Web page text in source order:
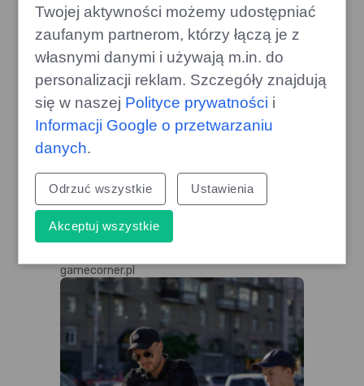
Ikoniczna seria horrorów już na
Netflix! Ponad 25 lat sukcesu
gamecorner.pl
Twojej aktywności możemy udostępniać
zaufanym partnerom, którzy łączą je z
własnymi danymi i używają m.in. do
personalizacji reklam. Szczegóły znajdują
się w naszej Polityce prywatności i
Informacji Google o przetwarzaniu
danych.
Odrzuć wszystkie Ustawienia
Akceptuj wszystkie